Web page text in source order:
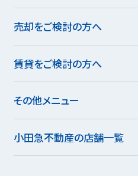
売却をご検討の方へ
賃貸をご検討の方へ
その他メニュー
小田急不動産の店舗一覧